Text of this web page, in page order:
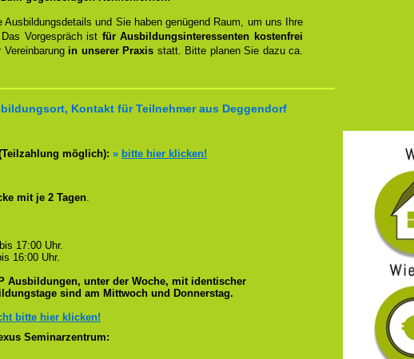
Ausbildungsdetails und Sie haben genügend Raum, um uns Ihre
Vorgespräch ist für Ausbildungsinteressenten kostenfrei
in unserer Praxis statt. Bitte planen Sie dazu ca.
Kontakt für Teilnehmer aus Deggendorf
möglich): » bitte hier klicken!
mit je 2 Tagen.
17:00 Uhr.
16:00 Uhr.
Ausbildungen, unter der Woche, mit identischer
sind am Mittwoch und Donnerstag.
bitte hier klicken!
Seminarzentrum: